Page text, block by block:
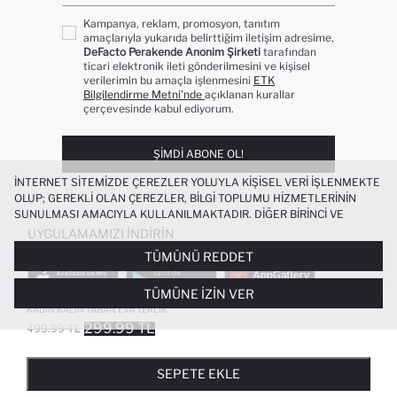
KADIN KALIN TABAN EVA TERLIK
499.99 TL 299.99 TL
SEPETE EKLE
Kampanya, reklam, promosyon, tanıtım
amaçlarıyla yukarıda belirttiğim iletişim adresime,
DeFacto Perakende Anonim Şirketi tarafından
ticari elektronik ileti gönderilmesini ve kişisel
verilerimin bu amaçla işlenmesini ETK
Bilgilendirme Metni’nde açıklanan kurallar
çerçevesinde kabul ediyorum.
ŞIMDI ABONE OL!
UYGULAMAMIZI İNDIRIN
POPÜLER KATEGORILER
KADIN BEYAZ TIŞÖRT
İNTERNET SITEMIZDE ÇEREZLER YOLUYLA KIŞISEL VERI IŞLENMEKTE
OLUP; GEREKLI OLAN ÇEREZLER, BILGI TOPLUMU HIZMETLERININ
SUNULMASI AMACIYLA KULLANILMAKTADIR. DIĞER BIRINCI VE
ÜÇÜNCÜ TARAF ÇEREZLER ISE SIZE DAHA IYI BIR ALIŞVERIŞ
DENEYIMI SUNULABILMESI, SITEMIZIN DAHA IŞLEVSEL KILINMASI VE
KIŞISELLEŞTIRMESI VE AÇIK RIZA VERMENIZ HALINDE, SIZLERE
YÖNELIK PAZARLAMA FAALIYETLERININ YAPILMASI AMAÇLARIYLA
SINIRLI OLARAK KULLANILACAKTIR. ÇEREZLERE DAIR TERCIHLERINIZI
ÇEREZ TERCIHLERIPANELI ARACILIĞIYLA HER ZAMAN YÖNETEBILIR,
ÇEREZLERLE ILGILI DAHA DETAYLI BILGIYE
TÜMÜNÜ REDDET
TÜMÜNE İZIN VER